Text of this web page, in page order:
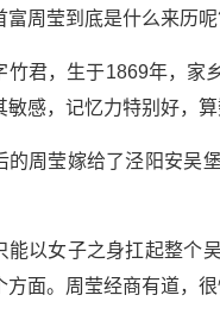
富周莹到底是什么来历
竹君，生于1869年，家
敏感，记忆力特别好，
的周莹嫁给了泾阳安吴
能以女子之身扛起整个
方面。周莹经商有道，